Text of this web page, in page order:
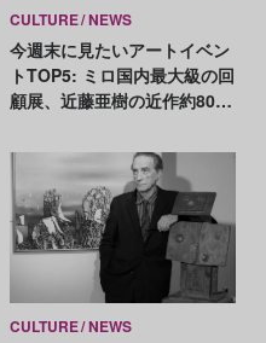
CULTURE NEWS
今週末に見たいアートイベン
トTOP5: ミロ国内最大級の回
顧展、近藤亜樹の近作約80点
CULTURE NEWS